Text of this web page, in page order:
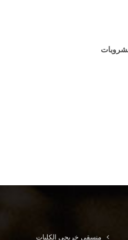
منسقي خريجي الكليات